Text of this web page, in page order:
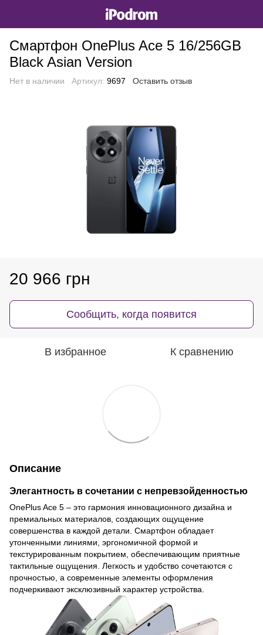
Смартфон OnePlus Ace 5 16/256GB
Black Asian Version
Нет в наличии Артикул: 9697 Оставить отзыв
20 966 грн
Сообщить, когда появится
В избранное К сравнению
Описание
Элегантность в сочетании с непревзойденностью
OnePlus Ace 5 – это гармония инновационного дизайна и
премиальных материалов, создающих ощущение
совершенства в каждой детали. Смартфон обладает
утонченными линиями, эргономичной формой и
текстурированным покрытием, обеспечивающим приятные
тактильные ощущения. Легкость и удобство сочетаются с
прочностью, а современные элементы оформления
подчеркивают эксклюзивный характер устройства.